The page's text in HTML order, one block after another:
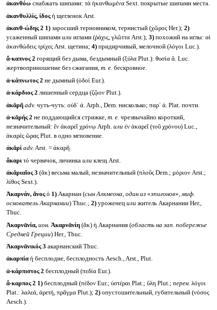
ἀκανθόω снабжать шипами: τὰ ἠκανθωμένα Sext. покрытые шипами места.
ἀκανθυλλίς, ίδοςἡ щегленок Arst.
ἀκανθ-ώδης 2 1)заросший терновником, тернистый (χῶρος Her.); 2)
усаженный шипами или иглами (ῥάχις, γλῶττα Arst.); 3)похожий на иглы: αἱ
ἀκανθώδεις τρίχες Arst. щетина; 4)придирчивый, мелочной (λόγοι Luc.).
ἄ-καπνος 2 горящий без дыма, бездымный (ξύλα Plut.): θυσία ἄ. Luc.
жертвоприношение без сжигания, т. е. бескровное.
ἀ-κάπνωτος 2 не дымный (ὁδοί Eur.).
ἀ-κάρδιος 2 лишенный сердца (ζῷον Plut.).
ἀκᾰρῆ adv. чуть-чуть: οὐδ᾽ ἀ. Arph., Dem. нисколько; παρ᾽ ἀ. Plat. почти.
ἀ-κᾰρής 2 не поддающийся стрижке, т. е. чрезвычайно короткий,
незначительный: ἔν ἀκαρεῖ χρόνῳ Arph. или ἐν ἀκαρεῖ (τοῦ χρόνου) Luc.,
ἀκαρὲς ὥρας Plut. в одно мгновение.
ἀκᾰρί adv. Arst. = ἀκαρῆ.
ἄκαρι τό червячок, личинка или клещ Arst.
ἀκᾰριαῖος 3 (ᾰκ) весьма малый, незначительный (πλοῦς Dem.; μόριον Arst.;
λίθος Sext.).
Ἀκαρνάν, ᾶνοςὁ 1)Акарнан (сын Алкмеона, один из«эпигонов», миф.
основатель Акарнании) Thuc.; 2)уроженец или житель Акарнании Her.,
Thuc.
Ἀκαρνᾱνία, ион. Ἀκαρνᾱνίη(ᾰκ) ἡ Акарнания (область на зап. побережье
Средней Греции) Her., Thuc.
Ἀκαρνᾱνικός 3 акарнанский Thuc.
ἀκαρπία ἡ бесплодие, бесплодность Aesch., Arst., Plut.
ἀ-κάρπιστος 2 бесплодный (πεδία Eur.).
ἄ-καρπος 2 1)бесплодный (πέδον Eur.; ὑστέραι Plat.; ὕλη Plut.; перен. λόγοι
Plat.: λαλεά, ἀρετή, πρᾶγμα Plut.); 2)опустошительный, губительный (νόσος
Aesch.).